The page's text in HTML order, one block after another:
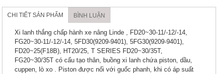
CHI TIẾT SẢN PHẨM BÌNH LUẬN
Xi lanh thắng chấp hành xe nâng Linde , FD20~30-11/-12/-14,
FG20~30-11/-12/-14, 5FD30(9209-9401), 5FG30(9209-9401),
FD20~25(F18B), HT20/25, T SERIES FD20~30/35T,
FG20~30/35T có cấu tạo thân, buồng xi lanh chứa piston, dầu,
cuppen, lò xo . Piston được nối với guốc phanh, khi có áp suất